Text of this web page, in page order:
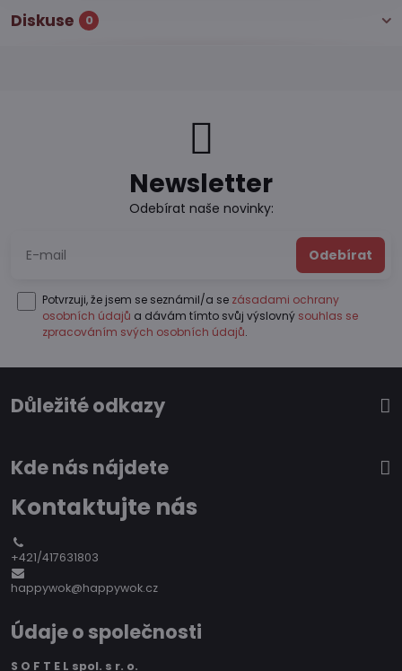
Diskuse 0
Newsletter
Odebírat naše novinky:
Odebírat
Potvrzuji, že jsem se seznámil/a se zásadami ochrany
osobních údajů a dávám tímto svůj výslovný souhlas se
zpracováním svých osobních údajů.
Důležité odkazy
Kde nás nájdete
Kontaktujte nás
+421/417631803
happywok@happywok.cz
Údaje o společnosti
S O F T E L spol. s r. o.